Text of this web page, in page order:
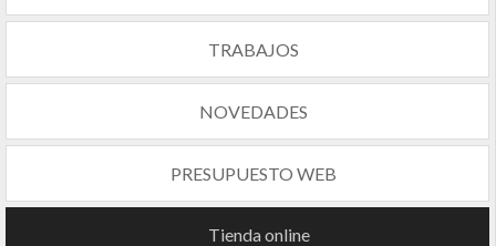
TRABAJOS
NOVEDADES
PRESUPUESTO WEB
Tienda online